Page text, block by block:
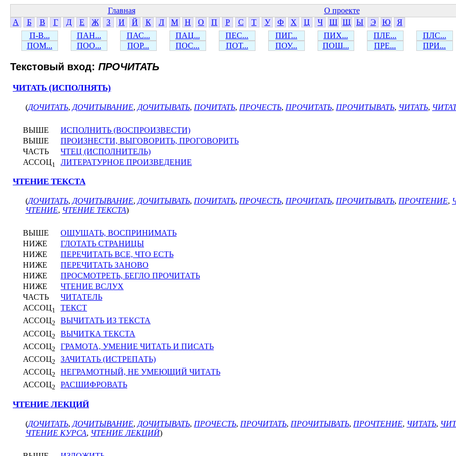
Главная О проекте
А
Б В Г Д Е Ж З И Й К Л М Н О П Р С Т У Ф Х Ц Ч Ш Щ Ы Э Ю
Я
П-В...
ПАН... ПАС... ПАЦ... ПЕС... ПИГ... ПИХ... ПЛЕ... ПЛС...
ПОМ...
ПОО... ПОР... ПОС... ПОТ... ПОУ... ПОШ... ПРЕ... ПРИ...
Текстовый вход: ПРОЧИТАТЬ
ЧИТАТЬ (ИСПОЛНЯТЬ)
(ДОЧИТАТЬ, ДОЧИТЫВАНИЕ, ДОЧИТЫВАТЬ, ПОЧИТАТЬ, ПРОЧЕСТЬ, ПРОЧИТАТЬ, ПРОЧИТЫВАТЬ, ЧИТАТЬ,
ВЫШЕ
ИСПОЛНИТЬ (ВОСПРОИЗВЕСТИ)
ВЫШЕ
ПРОИЗНЕСТИ, ВЫГОВОРИТЬ, ПРОГОВОРИТЬ
ЧАСТЬ
ЧТЕЦ (ИСПОЛНИТЕЛЬ)
АССОЦ1 ЛИТЕРАТУРНОЕ ПРОИЗВЕДЕНИЕ
ЧТЕНИЕ ТЕКСТА
(ДОЧИТАТЬ, ДОЧИТЫВАНИЕ, ДОЧИТЫВАТЬ, ПОЧИТАТЬ, ПРОЧЕСТЬ, ПРОЧИТАТЬ, ПРОЧИТЫВАТЬ, ПРОЧТЕНИЕ,
ЧТЕНИЕ, ЧТЕНИЕ ТЕКСТА)
ВЫШЕ
ОЩУЩАТЬ, ВОСПРИНИМАТЬ
НИЖЕ
ГЛОТАТЬ СТРАНИЦЫ
НИЖЕ
ПЕРЕЧИТАТЬ ВСЕ, ЧТО ЕСТЬ
НИЖЕ
ПЕРЕЧИТАТЬ ЗАНОВО
НИЖЕ
ПРОСМОТРЕТЬ, БЕГЛО ПРОЧИТАТЬ
НИЖЕ
ЧТЕНИЕ ВСЛУХ
ЧАСТЬ
ЧИТАТЕЛЬ
АССОЦ1
ТЕКСТ
АССОЦ2
ВЫЧИТАТЬ ИЗ ТЕКСТА
АССОЦ2
ВЫЧИТКА ТЕКСТА
АССОЦ2
ГРАМОТА, УМЕНИЕ ЧИТАТЬ И ПИСАТЬ
АССОЦ2
ЗАЧИТАТЬ (ИСТРЕПАТЬ)
АССОЦ2
НЕГРАМОТНЫЙ, НЕ УМЕЮЩИЙ ЧИТАТЬ
АССОЦ2 РАСШИФРОВАТЬ
ЧТЕНИЕ ЛЕКЦИЙ
(ДОЧИТАТЬ, ДОЧИТЫВАНИЕ, ДОЧИТЫВАТЬ, ПРОЧЕСТЬ, ПРОЧИТАТЬ, ПРОЧИТЫВАТЬ, ПРОЧТЕНИЕ, ЧИТАТЬ,
ЧТЕНИЕ КУРСА, ЧТЕНИЕ ЛЕКЦИЙ)